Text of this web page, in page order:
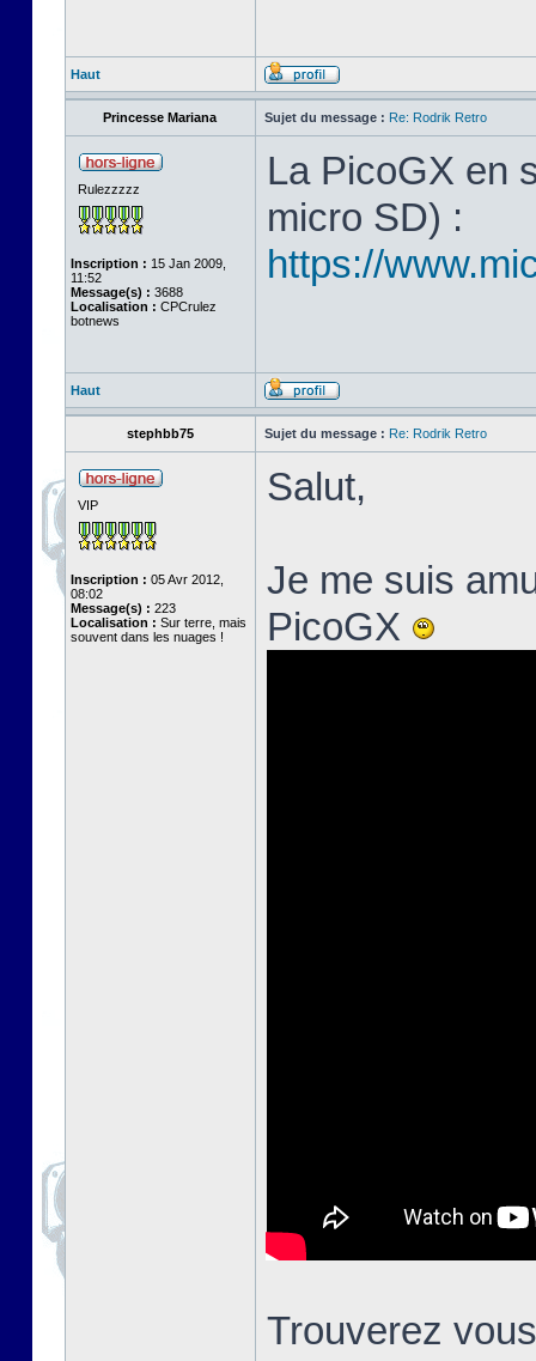
Haut
Princesse Mariana Sujet du message : Re: Rodrik Retro
Rulezzzzz
Inscription : 15 Jan 2009,
11:52
Message(s) : 3688
Localisation : CPCrulez
botnews
La PicoGX en
micro SD) :
https://
Haut
stephbb75 Sujet du message : Re: Rodrik Retro
VIP
Inscription : 05 Avr 2012,
08:02
Message(s) : 223
Localisation : Sur terre, mais
souvent dans les nuages !
Salut,
Je me suis
PicoGX
Trouverez